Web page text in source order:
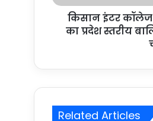
किसान इंटर कॉलेज
का प्रदेश स्तरीय
Related Articles